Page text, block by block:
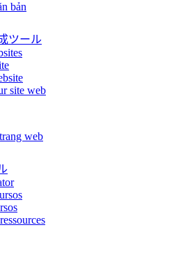
bản
ツール
site web
web